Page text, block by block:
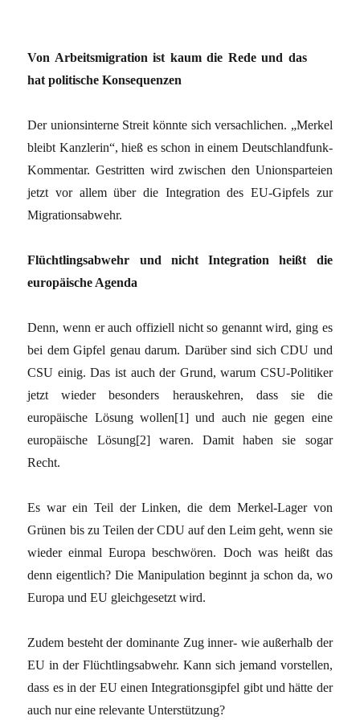
Von Arbeitsmigration ist kaum die Rede und das
hat politische Konsequenzen
Der unionsinterne Streit könnte sich versachlichen. „Merkel
bleibt Kanzlerin“, hieß es schon in einem Deutschlandfunk-
Kommentar. Gestritten wird zwischen den Unionsparteien
jetzt vor allem über die Integration des EU-Gipfels zur
Migrationsabwehr.
Flüchtlingsabwehr und nicht Integration heißt die
europäische Agenda
Denn, wenn er auch offiziell nicht so genannt wird, ging es
bei dem Gipfel genau darum. Darüber sind sich CDU und
CSU einig. Das ist auch der Grund, warum CSU-Politiker
jetzt wieder besonders herauskehren, dass sie die
europäische Lösung wollen[1] und auch nie gegen eine
europäische Lösung[2] waren. Damit haben sie sogar
Recht.
Es war ein Teil der Linken, die dem Merkel-Lager von
Grünen bis zu Teilen der CDU auf den Leim geht, wenn sie
wieder einmal Europa beschwören. Doch was heißt das
denn eigentlich? Die Manipulation beginnt ja schon da, wo
Europa und EU gleichgesetzt wird.
Zudem besteht der dominante Zug inner- wie außerhalb der
EU in der Flüchtlingsabwehr. Kann sich jemand vorstellen,
dass es in der EU einen Integrationsgipfel gibt und hätte der
auch nur eine relevante Unterstützung?